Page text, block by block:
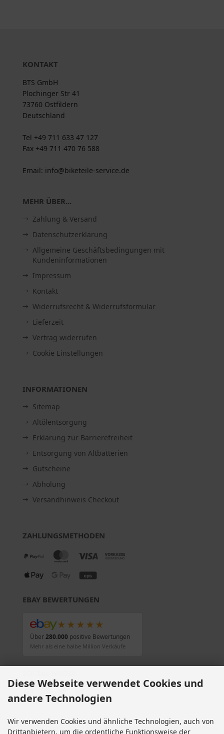
KONTAKT
BTS GmbH
Plochinger Str 41
73760 Ostfildern
Deutschland
Tel +49 711 633 47 127
Fax +49 711 470 76 588
Email: info@biketeile-service.de
MEHR ÜBER...
Zahlung & Versand
Datenschutzerklärung
Allgemeine Geschäftsbedingungen mit
Kundeninformationen
Impressum
Kontakt
Widerrufsrecht & Widerrufsformular
Lieferzeit
Vertrag widerrufen
Cookie Einstellungen
INFORMATIONEN
Sitemap
Altölentsorgung
Erklärung zur Barrierefreiheit
Entsorgung von Altbatterien
Gutscheine
Abholung
Versandhinweis Checkout
ZAHLUNGSMETHODEN
EBAY BEWERTUNGEN
★★★★★
Über280.000positive Bewertungen
Mehr als eine halbe Million Verkäufe
Alle Preise inkl. gesetzl. MwSt. zzgl. Versandkosten . Die durchgestrichenen Preise
Diese Webseite verwendet Cookies und
andere Technologien
Wir verwenden Cookies und ähnliche Technologien, auch von
Drittanbietern, um die ordentliche Funktionsweise der